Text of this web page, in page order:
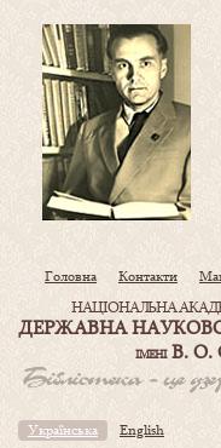
Головна Контакти
НАЦІОНАЛЬНА
ДЕРЖАВНА
ІМЕНІВ. О.
Українська English